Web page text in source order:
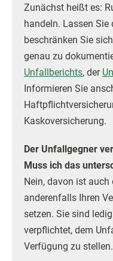
Zunächst heißt es:
handeln. Lassen
beschränken Sie
genau zu
Unfallberichts, der
Informieren Sie
Kaskoversicherung.
Der Unfallgegner
Muss ich das
Nein, davon ist
anderenfalls Ihren
setzen. Sie sind
verpflichtet, dem
Verfügung zu stellen.